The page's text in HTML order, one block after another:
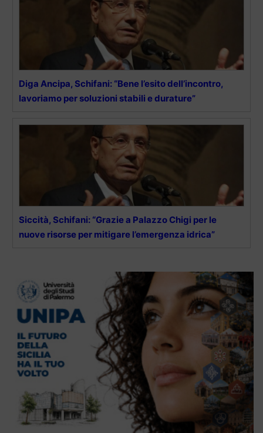
Diga Ancipa, Schifani: “Bene l’esito dell’incontro,
lavoriamo per soluzioni stabili e durature”
Siccità, Schifani: “Grazie a Palazzo Chigi per le
nuove risorse per mitigare l’emergenza idrica”